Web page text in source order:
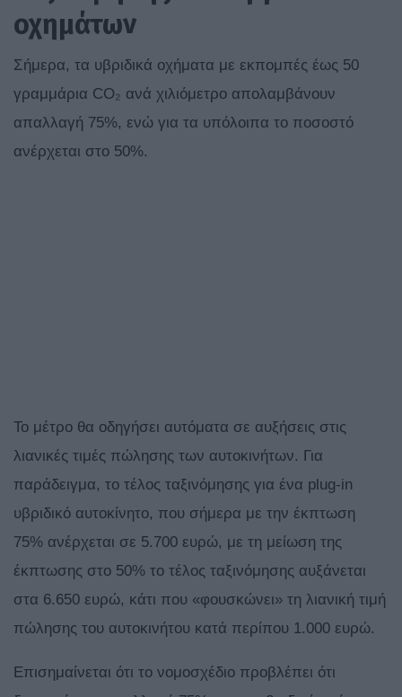
οχημάτων
Σήμερα, τα υβριδικά οχήματα με εκπομπές έως 50
γραμμάρια CO₂ ανά χιλιόμετρο απολαμβάνουν
απαλλαγή 75%, ενώ για τα υπόλοιπα το ποσοστό
ανέρχεται στο 50%.
Το μέτρο θα οδηγήσει αυτόματα σε αυξήσεις στις
λιανικές τιμές πώλησης των αυτοκινήτων. Για
παράδειγμα, το τέλος ταξινόμησης για ένα plug-in
υβριδικό αυτοκίνητο, που σήμερα με την έκπτωση
75% ανέρχεται σε 5.700 ευρώ, με τη μείωση της
έκπτωσης στο 50% το τέλος ταξινόμησης αυξάνεται
στα 6.650 ευρώ, κάτι που «φουσκώνει» τη λιανική τιμή
πώλησης του αυτοκινήτου κατά περίπου 1.000 ευρώ.
Επισημαίνεται ότι το νομοσχέδιο προβλέπει ότι